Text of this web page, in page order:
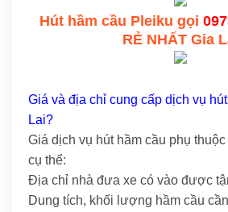
Hút hầm cầu Pleiku gọi
RẺ NHẤT Gia
Giá và địa chỉ cung cấp dịch vụ
Lai?
Giá dịch vụ hút hầm cầu phụ
cụ thể:
Địa chỉ nhà đưa xe có vào được
Dung tích, khối lượng hầm cầu